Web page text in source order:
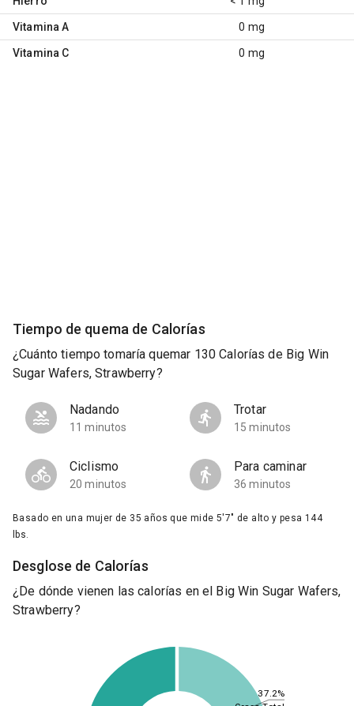
Vitamina A 0 mg
Vitamina C 0 mg
Tiempo de quema de Calorías
¿Cuánto tiempo tomaría quemar 130 Calorías de Big Win
Sugar Wafers, Strawberry?
Nadando
11 minutos
Trotar
15 minutos
Ciclismo
20 minutos
Para caminar
36 minutos
Basado en una mujer de 35 años que mide 5'7" de alto y pesa 144
lbs.
Desglose de Calorías
¿De dónde vienen las calorías en el Big Win Sugar Wafers,
Strawberry?
37.2%